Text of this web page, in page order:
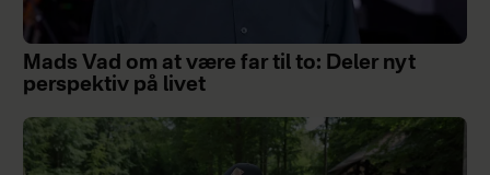
Mads Vad om at være far til to: Deler nyt
perspektiv på livet